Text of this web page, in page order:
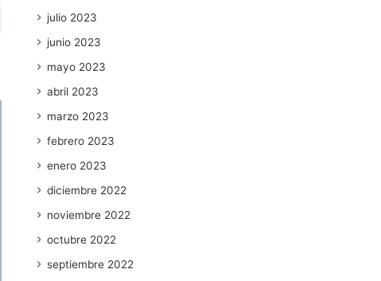
julio 2023
junio 2023
mayo 2023
abril 2023
marzo 2023
febrero 2023
enero 2023
diciembre 2022
noviembre 2022
octubre 2022
septiembre 2022